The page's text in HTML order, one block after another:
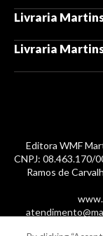
Livraria
Livraria
Editora WMF
CNPJ: 08.463.170/
Ramos de